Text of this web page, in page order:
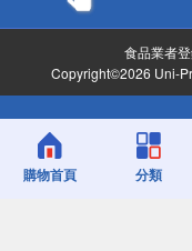
食品業者
Copyright©2026 Uni-
購物首頁 分類